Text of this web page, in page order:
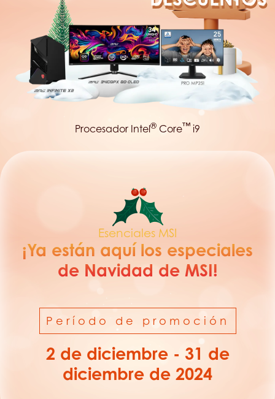
Procesador Intel® Core™ i9
Esenciales MSI
¡Ya están aquí los especiales
de Navidad de MSI!
Período de promoción
2 de diciembre - 31 de
diciembre de 2024